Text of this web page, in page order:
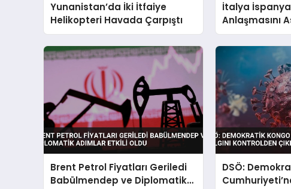
Yunanistan’da İki İtfaiye
Helikopteri Havada Çarpıştı
İtalya
Anlaşmasını
Göçmen
Brent Petrol Fiyatları Geriledi
Babülmendep ve Diplomatik
DSÖ: